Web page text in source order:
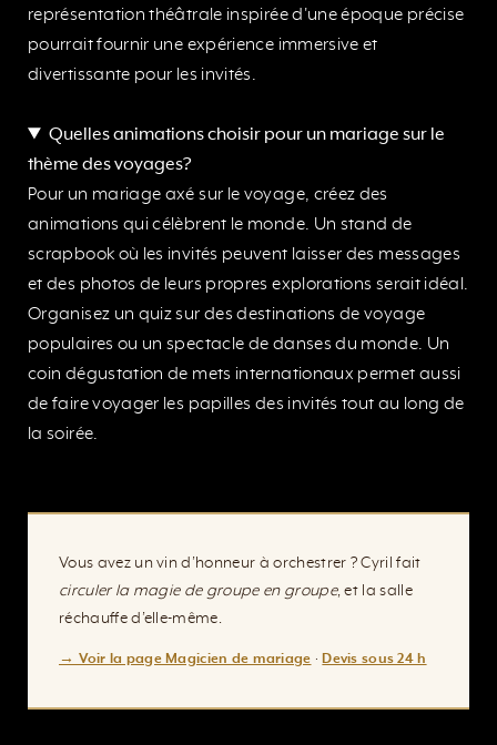
représentation théâtrale inspirée d'une époque précise
pourrait fournir une expérience immersive et
divertissante pour les invités.
Quelles animations choisir pour un mariage sur le
thème des voyages?
Pour un mariage axé sur le voyage, créez des
animations qui célèbrent le monde. Un stand de
scrapbook où les invités peuvent laisser des messages
et des photos de leurs propres explorations serait idéal.
Organisez un quiz sur des destinations de voyage
populaires ou un spectacle de danses du monde. Un
coin dégustation de mets internationaux permet aussi
de faire voyager les papilles des invités tout au long de
la soirée.
Vous avez un vin d’honneur à orchestrer ? Cyril fait
circuler la magie de groupe en groupe, et la salle
réchauffe d’elle-même.
→ Voir la page Magicien de mariage ·Devis sous 24 h